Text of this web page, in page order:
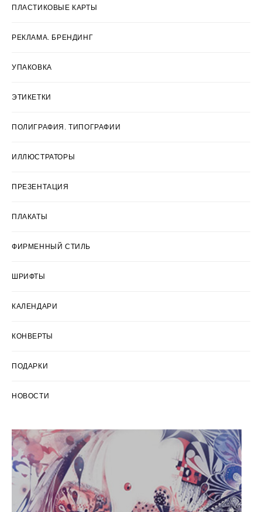
ПЛАСТИКОВЫЕ КАРТЫ
РЕКЛАМА. БРЕНДИНГ
УПАКОВКА
ЭТИКЕТКИ
ПОЛИГРАФИЯ. ТИПОГРАФИИ
ИЛЛЮСТРАТОРЫ
ПРЕЗЕНТАЦИЯ
ПЛАКАТЫ
ФИРМЕННЫЙ СТИЛЬ
ШРИФТЫ
КАЛЕНДАРИ
КОНВЕРТЫ
ПОДАРКИ
НОВОСТИ